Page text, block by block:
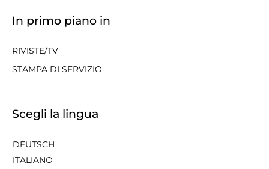
In primo piano in
RIVISTE/TV
STAMPA DI SERVIZIO
Scegli la lingua
DEUTSCH
ITALIANO